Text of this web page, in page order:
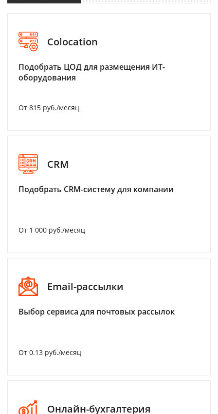
Colocation
Подобрать ЦОД для размещения ИТ-
оборудования
От 815 руб./месяц
CRM
Подобрать CRM-систему для компании
От 1 000 руб./месяц
Email-рассылки
Выбор сервиса для почтовых рассылок
От 0.13 руб./месяц
Онлайн-бухгалтерия